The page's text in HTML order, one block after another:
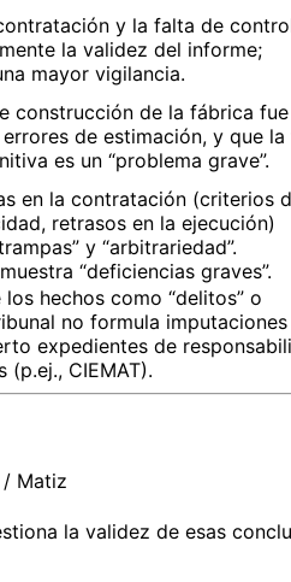
y la falta de
la validez del informe;
mayor vigilancia.
construcción de la fábrica fue
de estimación, y que
es un “problema grave”.
en la contratación (criterios
retrasos en la ejecución)
y “arbitrariedad”.
“deficiencias graves”.
hechos como “delitos” o
no formula imputaciones
expedientes de
(p.ej., CIEMAT).
/ Matiz
la validez de esas